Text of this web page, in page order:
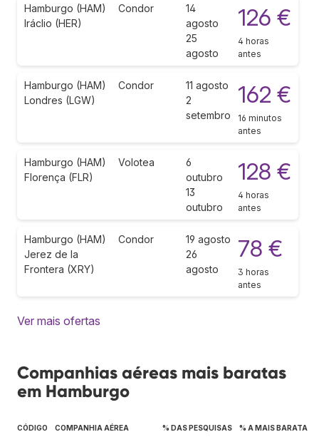
Hamburgo (HAM)
Iráclio (HER)
Condor
14
agosto
25
agosto
126 €
4 horas
antes
Hamburgo (HAM)
Londres (LGW)
Condor
11 agosto
2
setembro
162 €
16 minutos
antes
Hamburgo (HAM)
Florença (FLR)
Volotea
6
outubro
13
outubro
128 €
4 horas
antes
Hamburgo (HAM)
Jerez de la
Frontera (XRY)
Condor
19 agosto
26
agosto
78 €
3 horas
antes
Ver mais ofertas
Companhias aéreas mais baratas
em Hamburgo
CÓDIGO COMPANHIA AÉREA % DAS PESQUISAS % A MAIS BARATA